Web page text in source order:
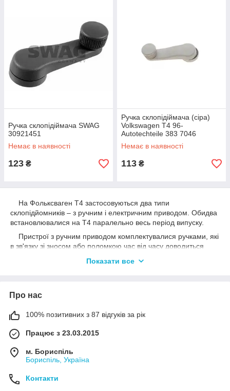
Ручка склопідіймача SWAG
30921451
Немає в наявності
123 ₴
Ручка склопідіймача (сіра)
Volkswagen T4 96-
Autotechteile 383 7046
Немає в наявності
113 ₴
На Фольксваген Т4 застосовуються два типи
склопідйомників – з ручним і електричним приводом. Обидва
встановлювалися на Т4 паралельно весь період випуску.
Пристрої з ручним приводом комплектувалися ручками, які
в зв'язку зі зносом або поломкою час від часу доводиться
1. На автомобілях, випущених до 03.95 (№ кузова до №
(лівий) і OE 701837502B (правий). Вони комплектувалися
На нашому сайті autoto4ka.com.ua можна купити такі
аналоги:
- JP Group 1188301000;
- AutoMega 100009510.
Показати все
Про нас
100% позитивних з 87 відгуків за рік
Працює з 23.03.2015
м. Бориспіль
Бориспіль, Україна
Контакти